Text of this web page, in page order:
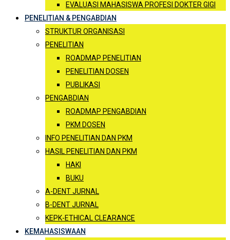
EVALUASI MAHASISWA PROFESI DOKTER GIGI
PENELITIAN & PENGABDIAN
STRUKTUR ORGANISASI
PENELITIAN
ROADMAP PENELITIAN
PENELITIAN DOSEN
PUBLIKASI
PENGABDIAN
ROADMAP PENGABDIAN
PKM DOSEN
INFO PENELITIAN DAN PKM
HASIL PENELITIAN DAN PKM
HAKI
BUKU
A-DENT JURNAL
B-DENT JURNAL
KEPK-ETHICAL CLEARANCE
KEMAHASISWAAN